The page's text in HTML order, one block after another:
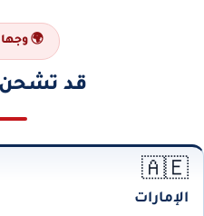
🌍
قد تشحن
🇦🇪
الإمارات